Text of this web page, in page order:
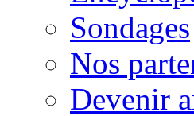
Sondages
Nos
Devenir